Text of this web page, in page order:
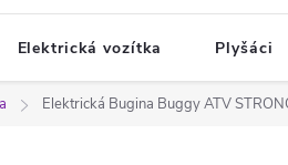
Elektrická vozítka Plyšáci
Elektrická Bugina Buggy ATV